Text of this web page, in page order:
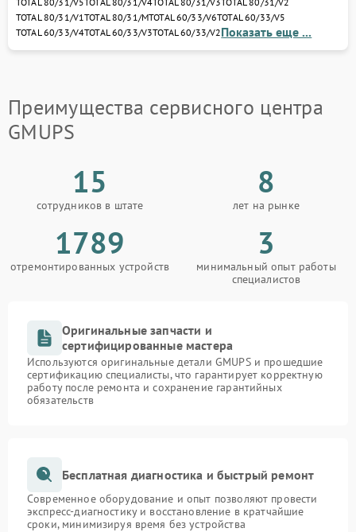
диагностику, устраним неисправности и
восстановим ваш ИБП или стабилизатор с
гарантией качества.
TOTAL 80/31/V1TOTAL 80/31/MTOTAL 60/33/V6TOTAL 60/33/V5
TOTAL 60/33/V4TOTAL 60/33/V3TOTAL 60/33/V2Показать еще ...
Преимущества сервисного центра
GMUPS
15
сотрудников в штате
8
лет на рынке
1789
отремонтированных устройств
3
минимальный опыт работы
специалистов
Оригинальные запчасти и
сертифицированные мастера
Используются оригинальные детали GMUPS и прошедшие
сертификацию специалисты, что гарантирует корректную
работу после ремонта и сохранение гарантийных
обязательств
Бесплатная диагностика и быстрый ремонт
Современное оборудование и опыт позволяют провести
экспресс-диагностику и восстановление в кратчайшие
сроки, минимизируя время без устройства